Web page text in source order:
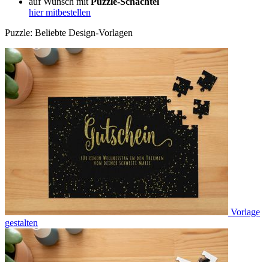
hier mitbestellen
Puzzle: Beliebte Design-Vorlagen
Vorlage
gestalten